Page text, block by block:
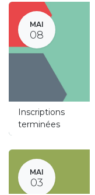
MAI
08
Inscriptions
terminées
MAI
03